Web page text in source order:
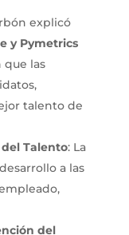
explicó
y Pymetrics
que las
talento de
Talento: La
a las
del